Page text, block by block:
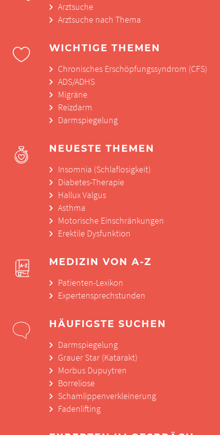
Arztsuche
Arztsuche nach Thema
WICHTIGE THEMEN
Chronisches Erschöpfungssyndrom (CFS)
ADS/ADHS
Migräne
Reizdarm
Darmspiegelung
NEUESTE THEMEN
Insomnia (Schlaflosigkeit)
Diabetes-Therapie
Hallux Valgus
Asthma
Motorische Einschränkungen
Erektile Dysfunktion
MEDIZIN VON A-Z
Patienten-Lexikon
Expertensprechstunden
HÄUFIGSTE SUCHEN
Darmspiegelung
Grauer Star (Katarakt)
Morbus Dupuytren
Borreliose
Schamlippenverkleinerung
Fadenlifting